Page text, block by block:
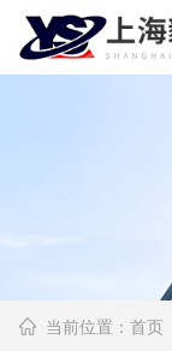
当前位置：首页